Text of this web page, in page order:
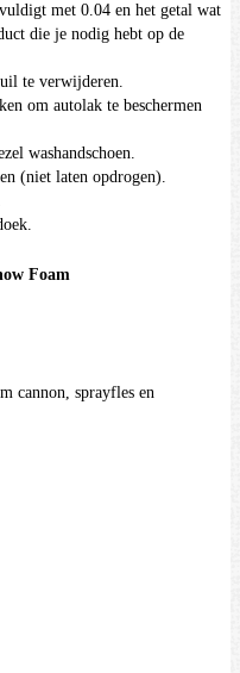
met 0.04 en het getal wat
die je nodig hebt op de
te verwijderen.
om autolak te beschermen
washandschoen.
(niet laten opdrogen).
Foam
cannon, sprayfles en